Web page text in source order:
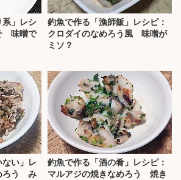
系」レシ
味噌で
釣魚で作る「漁師飯」レシピ：
クロダイのなめろう風 味噌が
ミソ？
い」レ
ろう み
釣魚で作る「酒の肴」レシピ：
マルアジの焼きなめろう 焼き